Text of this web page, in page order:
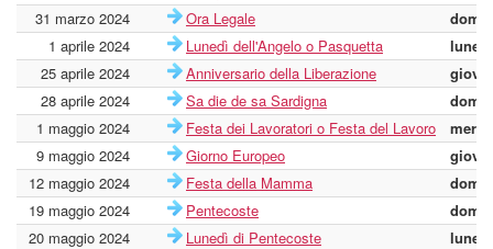
31 marzo 2024
Ora Legale
1 aprile 2024
Lunedì dell'Angelo o Pasquetta
lunedì
25 aprile 2024
Anniversario della Liberazione
28 aprile 2024
Sa die de sa Sardigna
1 maggio 2024
Festa dei Lavoratori o Festa del Lavoro
9 maggio 2024
Giorno Europeo
12 maggio 2024
Festa della Mamma
19 maggio 2024
Pentecoste
20 maggio 2024
Lunedì di Pentecoste
lunedì